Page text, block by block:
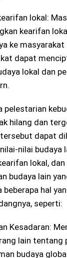
lokal:
kearifan
ke masyarakat
dapat
lokal dan
pelestarian
hilang dan
dapat
nilai budaya
lokal,
budaya lain
beberapa hal
seperti:
Kesadaran:
lain tentang
budaya